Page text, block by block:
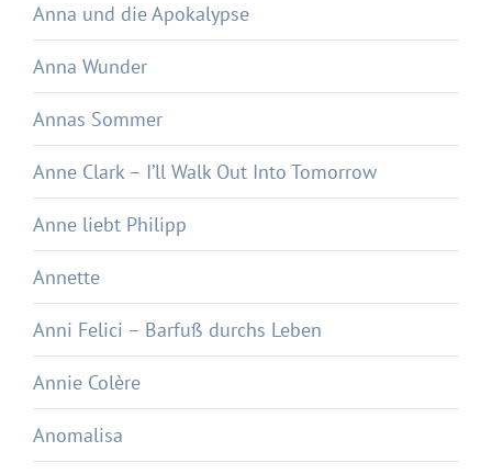
Anna und die Apokalypse
Anna Wunder
Annas Sommer
Anne Clark – I’ll Walk Out Into Tomorrow
Anne liebt Philipp
Annette
Anni Felici – Barfuß durchs Leben
Annie Colère
Anomalisa